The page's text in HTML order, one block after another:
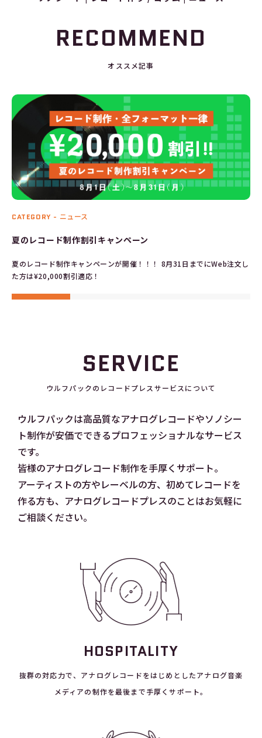
RECOMMEND
オススメ記事
CATEGORY - ニュース
夏のレコード制作割引キャンペーン
夏のレコード制作キャンペーンが開催！！！ 8月31日までにWeb注文し
た方は¥20,000割引適応！
SERVICE
ウルフパックのレコードプレスサービスについて
ウルフパックは高品質なアナログレコードやソノシー
ト制作が安価でできるプロフェッショナルなサービス
です。
皆様のアナログレコード制作を手厚くサポート。
アーティストの方やレーベルの方、初めてレコードを
作る方も、アナログレコードプレスのことはお気軽に
ご相談ください。
HOSPITALITY
抜群の対応力で、アナログレコードをはじめとしたアナログ音楽
メディアの制作を最後まで手厚くサポート。